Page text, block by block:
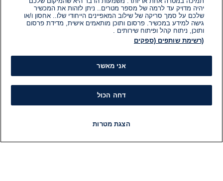
יהיה מדויק עד לרמה של מספר מטרים.. ניתן לזהות את המכשיר
שלכם על סמך סריקה של שילוב המאפיינים הייחודי שלו.. אחסון ו/או
גישה למידע במכשיר. פרסום ותוכן מותאמים אישית, מדידת פרסום
ותוכן, ניתוח קהל ופיתוח שירותים .
(רשימת שותפים (ספקים
אני מאשר
דחה הכול
הצגת מטרות